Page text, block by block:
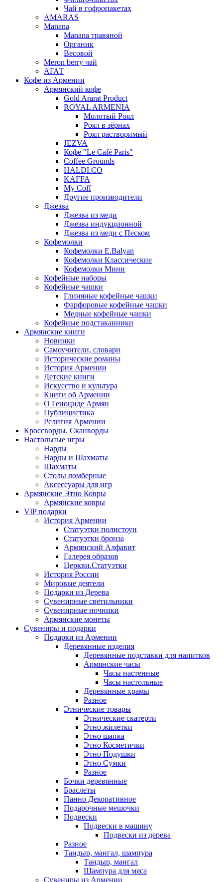
Чай в гофропакетах
AMARAS
Manana
Manana травяной
Органик
Весовой
Meron berry чай
АГАТ
Кофе из Армении
Армянский кофе
Gold Ararat Product
ROYAL ARMENIA
Молотый Роял
Роял в зёрнах
Роял растворимый
JEZVA
Кофе "Le Café Paris"
Coffee Grounds
HALDI.CO
KAFFA
My Coff
Другие производители
Джезва
Джезва из меди
Джезва индукционной
Джезва из меди с Песком
Кофемолки
Кофемолки E.Balyan
Кофемолки Классические
Кофемолки Мини
Кофейные наборы
Кофейные чашки
Глиняные кофейные чашки
Фарфоровые кофейные чашки
Медные кофейные чашки
Кофейные подстаканники
Армянские книги
Новинки
Самоучители, словари
Исторические романы
История Армении
Детские книги
Иcкусство и культура
Книги об Армении
О Геноциде Армян
Публицистика
Религия Армении
Кроссворды. Сканворды
Настольные игры
Нарды
Нарды и Шахматы
Шахматы
Столы ломберные
Аксессуары для игр
Армянские Этно Ковры
Армянские ковры
VIP подарки
История Армении
Статуэтки полистоун
Статуэтки бронза
Армянский Алфавит
Галерея образов
Церкви.Статуэтки
История России
Мировые деятели
Подарки из Дерева
Сувенирные светильники
Сувенирные ночники
Армянские монеты
Сувениры и подарки
Подарки из Армении
Деревянные изделия
Деревянные подставки для напитков
Армянские часы
Часы настенные
Часы настольные
Деревянные храмы
Разное
Этнические товары
Этнические скатерти
Этно жилетки
Этно шапка
Этно Косметички
Этно Подушки
Этно Сумки
Разное
Бочки деревянные
Браслеты
Панно Декоративное
Подарочные мешочки
Подвески
Подвески в машину
Подвески из дерева
Разное
Тандыр, мангал, шампура
Тандыр, мангал
Шампура для мяса
Сувениры из Армении